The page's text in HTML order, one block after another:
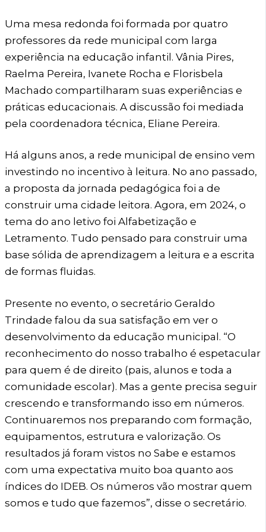
Uma mesa redonda foi formada por quatro
professores da rede municipal com larga
experiência na educação infantil. Vânia Pires,
Raelma Pereira, Ivanete Rocha e Florisbela
Machado compartilharam suas experiências e
práticas educacionais. A discussão foi mediada
pela coordenadora técnica, Eliane Pereira.
Há alguns anos, a rede municipal de ensino vem
investindo no incentivo à leitura. No ano passado,
a proposta da jornada pedagógica foi a de
construir uma cidade leitora. Agora, em 2024, o
tema do ano letivo foi Alfabetização e
Letramento. Tudo pensado para construir uma
base sólida de aprendizagem a leitura e a escrita
de formas fluidas.
Presente no evento, o secretário Geraldo
Trindade falou da sua satisfação em ver o
desenvolvimento da educação municipal. “O
reconhecimento do nosso trabalho é espetacular
para quem é de direito (pais, alunos e toda a
comunidade escolar). Mas a gente precisa seguir
crescendo e transformando isso em números.
Continuaremos nos preparando com formação,
equipamentos, estrutura e valorização. Os
resultados já foram vistos no Sabe e estamos
com uma expectativa muito boa quanto aos
índices do IDEB. Os números vão mostrar quem
somos e tudo que fazemos”, disse o secretário.